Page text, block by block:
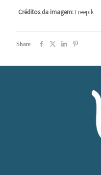
Créditos da imagem: Freepik
Share